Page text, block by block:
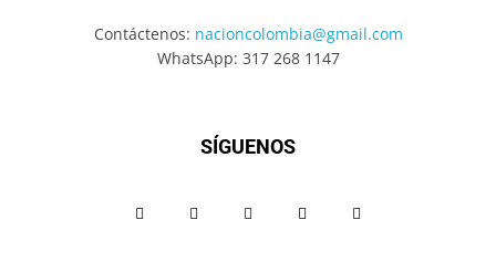
Contáctenos: nacioncolombia@gmail.com
WhatsApp: 317 268 1147
SÍGUENOS